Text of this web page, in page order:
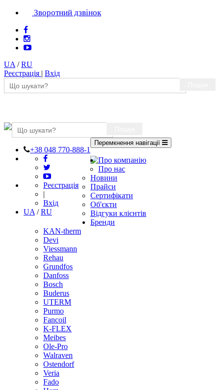
Зворотний дзвінок
UA /RU
Реєстрація | Вхід
+38 048 770-888-1
Реєстрація
|
Вхід
UA /RU
Перемкнення навігації
Про компанію
Про нас
Новини
Прайси
Сертифікати
Об'єкти
Відгуки клієнтів
Бренди
KAN-therm
Devi
Viessmann
Rehau
Grundfos
Danfoss
Bosch
Buderus
UTERM
Purmo
Fancoil
K-FLEX
Meibes
Ole-Pro
Walraven
Ostendorf
Veria
Fado